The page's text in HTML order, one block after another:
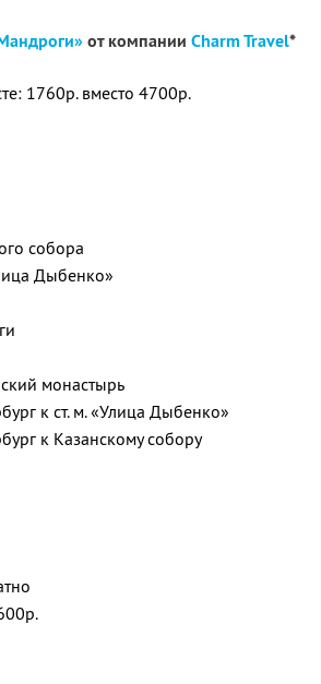
от компании Charm Travel*
1760р. вместо 4700р.
собора
Дыбенко»
монастырь
к ст. м. «Улица Дыбенко»
к Казанскому собору